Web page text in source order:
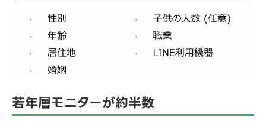
若年層モニターが約半数